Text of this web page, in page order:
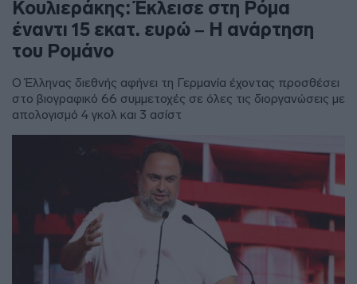
Κουλιεράκης: Έκλεισε στη Ρόμα
έναντι 15 εκατ. ευρώ – Η ανάρτηση
του Ρομάνο
Ο Έλληνας διεθνής αφήνει τη Γερμανία έχοντας προσθέσει
στο βιογραφικό 66 συμμετοχές σε όλες τις διοργανώσεις με
απολογισμό 4 γκολ και 3 ασίστ